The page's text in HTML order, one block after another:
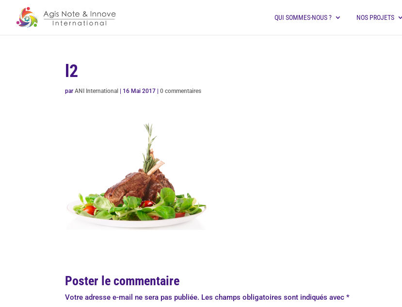
QUI SOMMES-NOUS ? NOS PROJETS
l2
parANI International 16 Mai 2017 |0 commentaires
Poster le commentaire
Votre adresse e-mail ne sera pas publiée. Les champs obligatoires sont indiqués avec*